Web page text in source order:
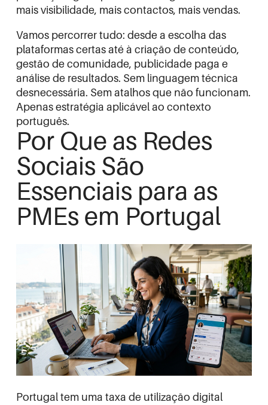
mais visibilidade, mais contactos, mais vendas.
Vamos percorrer tudo: desde a escolha das
plataformas certas até à criação de conteúdo,
gestão de comunidade, publicidade paga e
análise de resultados. Sem linguagem técnica
desnecessária. Sem atalhos que não funcionam.
Apenas estratégia aplicável ao contexto
português.
Por Que as Redes
Sociais São
Essenciais para as
PMEs em Portugal
Portugal tem uma taxa de utilização digital